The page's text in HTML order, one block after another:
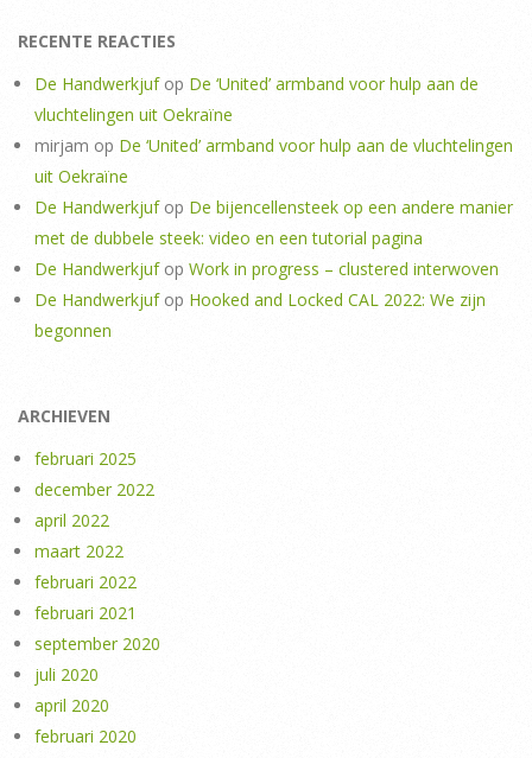
RECENTE REACTIES
De Handwerkjufop De ‘United’ armband voor hulp aan de
vluchtelingen uit Oekraïne
mirjam op De ‘United’ armband voor hulp aan de vluchtelingen
uit Oekraïne
De Handwerkjufop De bijencellensteek op een andere manier
met de dubbele steek: video en een tutorial pagina
De Handwerkjufop Work in progress – clustered interwoven
De Handwerkjufop Hooked and Locked CAL 2022: We zijn
begonnen
ARCHIEVEN
februari 2025
december 2022
april 2022
maart 2022
februari 2022
februari 2021
september 2020
juli 2020
april 2020
februari 2020